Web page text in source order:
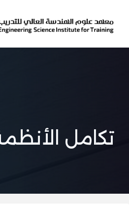
المحتوى
تكامل